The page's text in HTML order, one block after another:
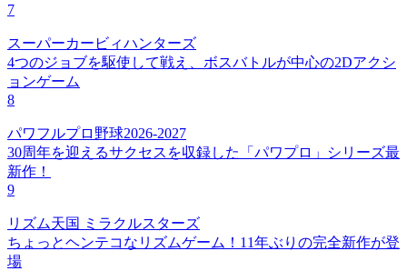
7
スーパーカービィハンターズ
4つのジョブを駆使して戦え、ボスバトルが中心の2Dアクシ
ョンゲーム
8
パワフルプロ野球2026-2027
30周年を迎えるサクセスを収録した「パワプロ」シリーズ最
新作！
9
リズム天国 ミラクルスターズ
ちょっとヘンテコなリズムゲーム！11年ぶりの完全新作が登
場